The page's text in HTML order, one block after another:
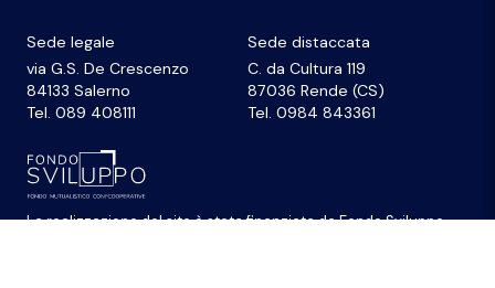
La realizzazione del sitoè stata finanziata daFondo Sviluppo
Sede legale
via G.S. De Crescenzo
84133 Salerno
Tel. 089 408111
Sede distaccata
C. da Cultura 119
87036 Rende (CS)
Tel. 0984 843361